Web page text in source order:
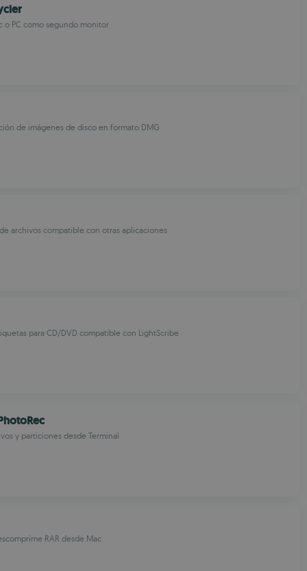
o PC como segundo monitor
de imágenes de disco en formato DMG
archivos compatible con otras aplicaciones
para CD/DVD compatible con LightScribe
y particiones desde Terminal
RAR desde Mac